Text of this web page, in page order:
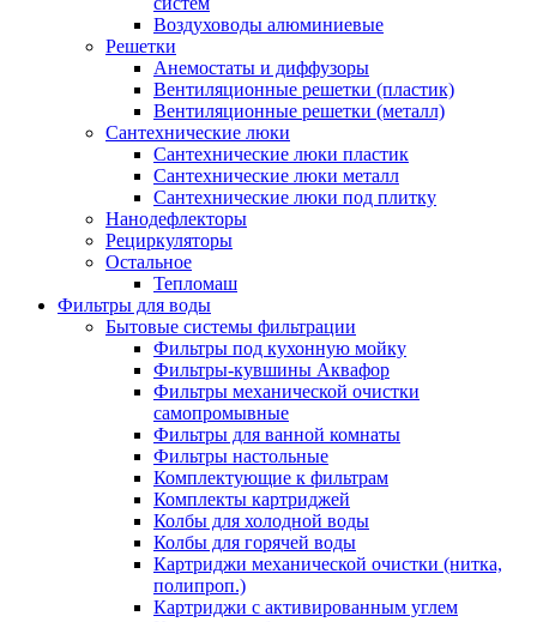
Воздуховоды алюминиевые
Решетки
Анемостаты и диффузоры
Вентиляционные решетки (пластик)
Вентиляционные решетки (металл)
Сантехнические люки
Сантехнические люки пластик
Сантехнические люки металл
Сантехнические люки под плитку
Нанодефлекторы
Рециркуляторы
Остальное
Тепломаш
Фильтры для воды
Бытовые системы фильтрации
Фильтры под кухонную мойку
Фильтры-кувшины Аквафор
Фильтры механической очистки
самопромывные
Фильтры для ванной комнаты
Фильтры настольные
Комплектующие к фильтрам
Комплекты картриджей
Колбы для холодной воды
Колбы для горячей воды
Картриджи механической очистки (нитка,
полипроп.)
Картриджи с активированным углем